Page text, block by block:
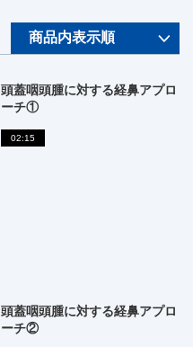
頭蓋咽頭腫に対する経鼻アプロ
ーチ①
02:15
頭蓋咽頭腫に対する経鼻アプロ
ーチ②